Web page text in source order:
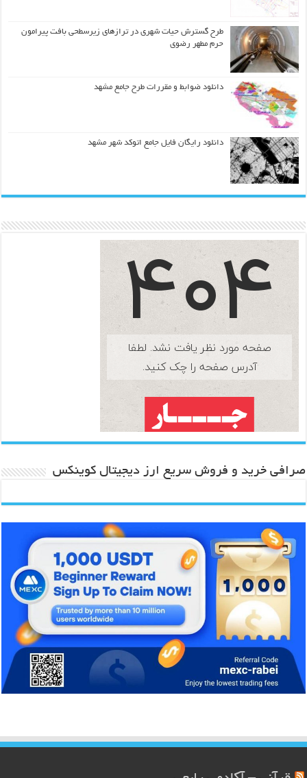
طرح گسترش حیات شهري در ترازهاي زیرسطحی بافت پیرامون
حرم مطهر رضوي
دانلود ضوابط و مقررات طرح جامع مشهد
دانلود رایگان فایل جامع اتوکد شهر مشهد
صرافی خرید و فروش سریع ارز دیجیتال کوینکس